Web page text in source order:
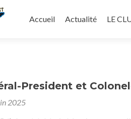
au
Accueil Actualité LE
President et
2025